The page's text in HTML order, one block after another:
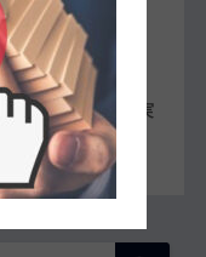
覧【夫婦対決が実